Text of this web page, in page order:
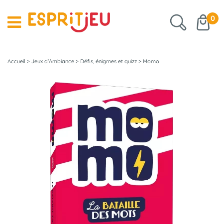
0
Accueil > Jeux d'Ambiance > Défis, énigmes et quizz > Momo